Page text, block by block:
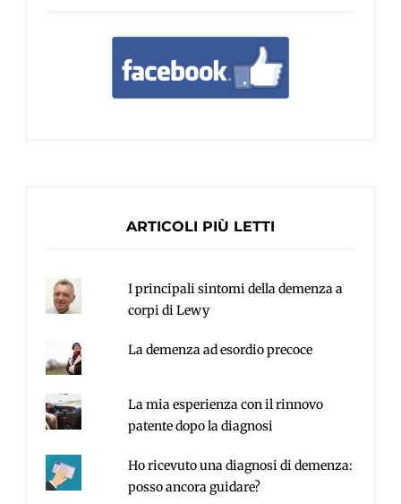
ARTICOLI PIÙ LETTI
I principali sintomi della demenza a
corpi di Lewy
La demenza ad esordio precoce
La mia esperienza con il rinnovo
patente dopo la diagnosi
Ho ricevuto una diagnosi di demenza:
posso ancora guidare?